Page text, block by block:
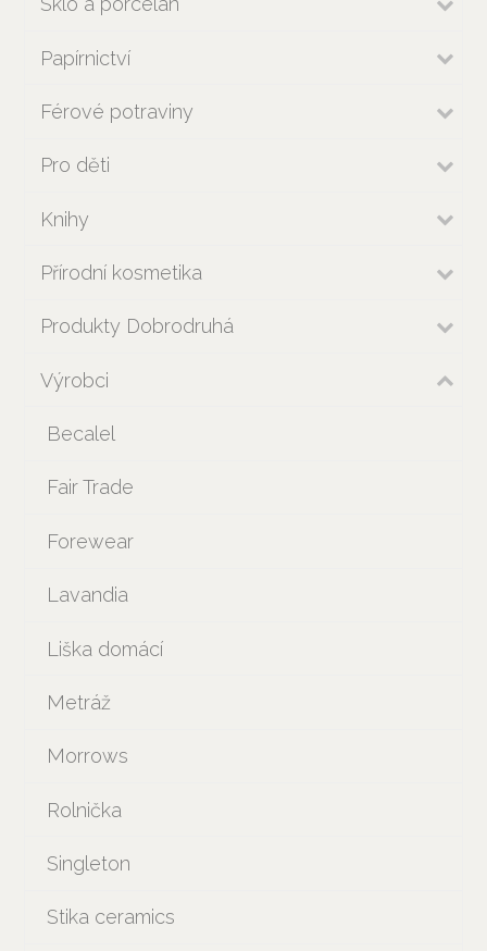
Papírnictví
Férové potraviny
Pro děti
Knihy
Přírodní kosmetika
Produkty Dobrodruhá
Výrobci
Becalel
Fair Trade
Forewear
Lavandia
Liška domácí
Metráž
Morrows
Rolnička
Singleton
Stika ceramics